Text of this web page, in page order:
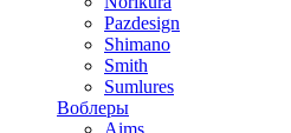
Pazdesign
Shimano
Smith
Sumlures
Воблеры
Aims